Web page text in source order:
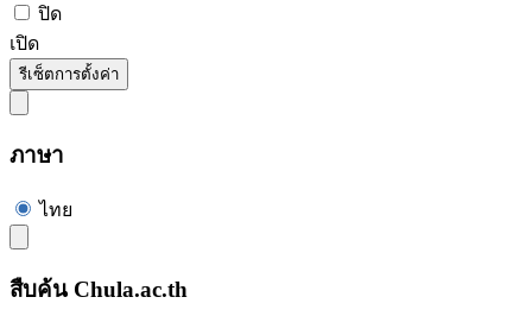
ปิด
เปิด
รีเซ็ตการตั้งค่า
ภาษา
ไทย
สืบค้น Chula.ac.th